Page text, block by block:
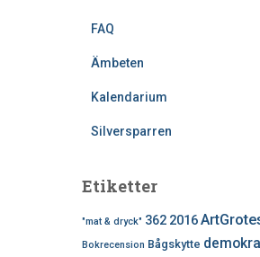
FAQ
Ämbeten
Kalendarium
Silversparren
Etiketter
"mat & dryck" 362 2016
Bokrecension Bågskytte